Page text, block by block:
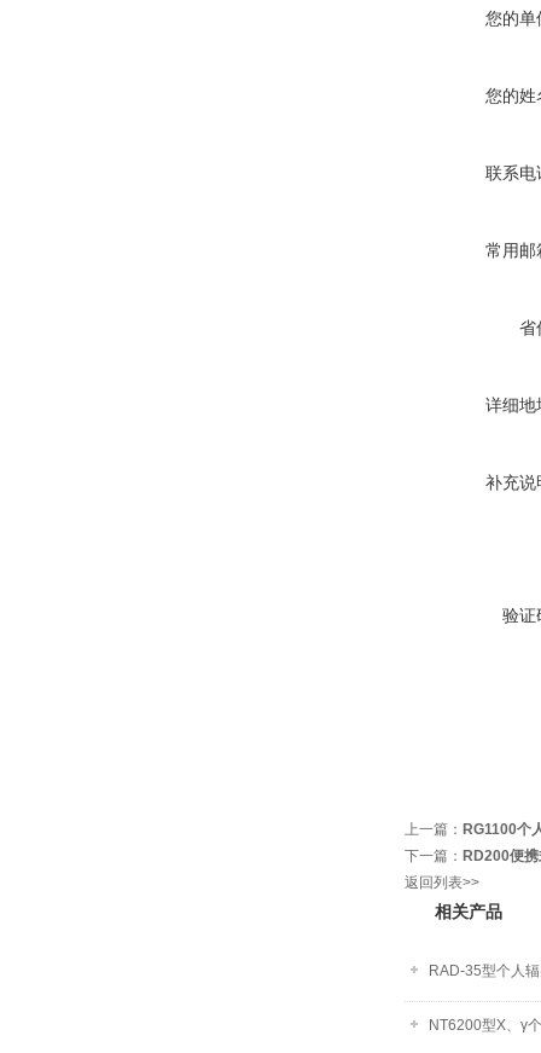
您的单
您的姓
联系电
常用邮
省
详细地
补充说
验证
上一篇： RG1100个
下一篇： RD200便
返回列表>>
相关产品
RAD-35型个人
NT6200型X、γ